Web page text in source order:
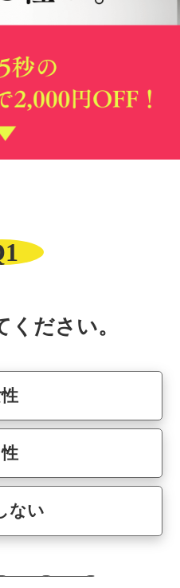
ださい。
ない